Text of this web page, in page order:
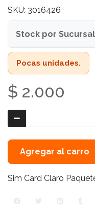
SKU: 3016426
Stock por
Pocas unidades.
$ 2.000
Agregar al carro
Sim Card Claro